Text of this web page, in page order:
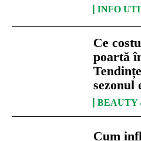
INFO
Ce
poartă
sezonul
BEAUTY
Cum